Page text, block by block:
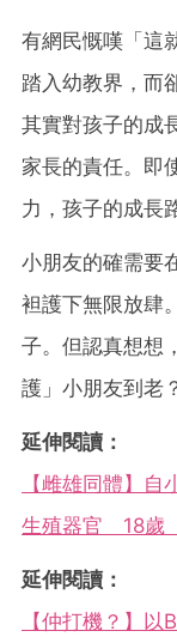
有網民慨嘆「這
踏入幼教界，而
其實對孩子的成
家長的責任。即
力，孩子的成長
小朋友的確需要
袒護下無限放肆
子。但認真想想
護」小朋友到老
延伸閱讀：
【雌雄同體】
生殖器官 18歲
延伸閱讀：
【仲打機？】